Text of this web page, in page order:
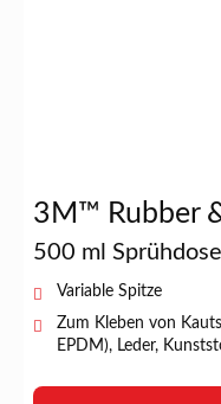
3M™ Rubber
500 ml
Variable Spitze
Zum Kleben von
EPDM), Leder,